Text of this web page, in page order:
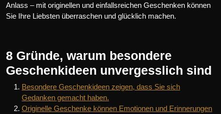
Anlass – mit originellen und einfallsreichen Geschenken können
Sie Ihre Liebsten überraschen und glücklich machen.
8 Gründe, warum besondere
Geschenkideen unvergesslich sind
Besondere Geschenkideen zeigen, dass Sie sich
Gedanken gemacht haben.
Originelle Geschenke können Emotionen und Erinnerungen